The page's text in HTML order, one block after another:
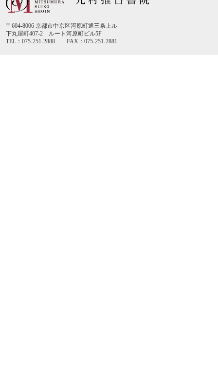
〒604-8006 京都市中京区河原町通三条上ル
下丸屋町407-2 ルート河原町ビル5F
TEL：075-251-2888 FAX：075-251-2881